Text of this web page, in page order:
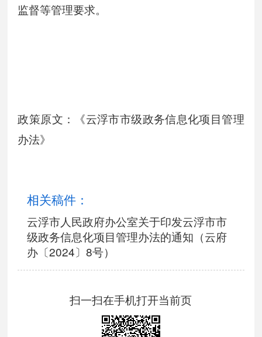
监督等管理要求。
政策原文：《云浮市市级政务信息化项目管理
办法》
相关稿件：
云浮市人民政府办公室关于印发云浮市市
级政务信息化项目管理办法的通知（云府
办〔2024〕8号）
扫一扫在手机打开当前页